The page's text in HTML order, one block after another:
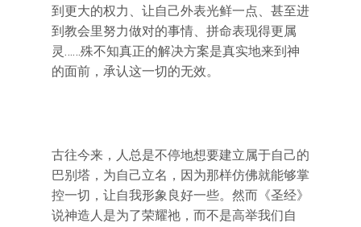
到更大的权力、让自己外表光鲜一点、甚至进
到教会里努力做对的事情、拼命表现得更属
灵……殊不知真正的解决方案是真实地来到神
的面前，承认这一切的无效。
古往今来，人总是不停地想要建立属于自己的
巴别塔，为自己立名，因为那样仿佛就能够掌
控一切，让自我形象良好一些。然而《圣经》
说神造人是为了荣耀祂，而不是高举我们自